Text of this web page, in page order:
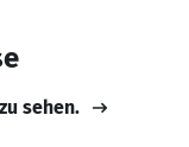
sehen.